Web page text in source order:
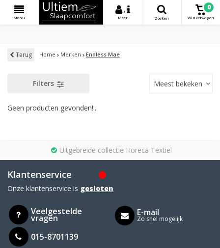
Menu
+
Meer
Zoeken
0
Winkelwagen
Terug Home Merken Endless Mae
Filters Meest bekeken
Geen producten gevonden!...
Uitgebreide collectie Horeca Textiel
Klantenservice
Onze klantenservice is gesloten
Veelgestelde
vragen
015-8701139
E-mail
Zo snel mogelijk